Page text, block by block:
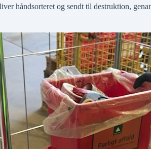
håndsorteret og sendt til destruktion,